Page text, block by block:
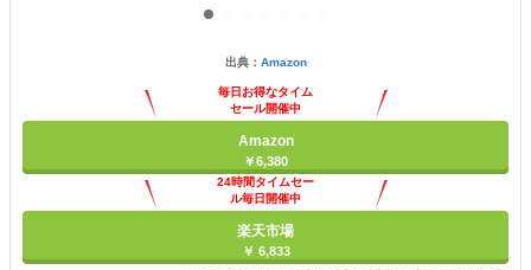
出典： Amazon
毎日お得なタイム
セール開催中
Amazon
￥6,380
24時間タイムセー
ル毎日開催中
楽天市場
￥ 6,833